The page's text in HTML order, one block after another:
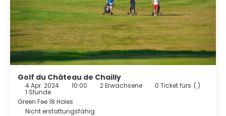
Golf du Château de Chailly
4 Apr. 2024 10:00 2 Erwachsene 0 Ticket fürs ( )
1 Stunde
Green Fee 18 Holes
Nicht erstattungsfähig